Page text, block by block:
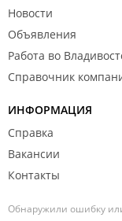
Новости
Объявления
Работа во
Справочник
ИНФОРМАЦИЯ
Справка
Вакансии
Контакты
Обнаружили ошибку